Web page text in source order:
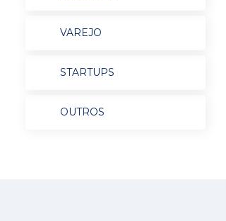
VAREJO
STARTUPS
OUTROS